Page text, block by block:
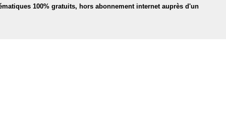
100% gratuits, hors abonnement internet auprès d'un